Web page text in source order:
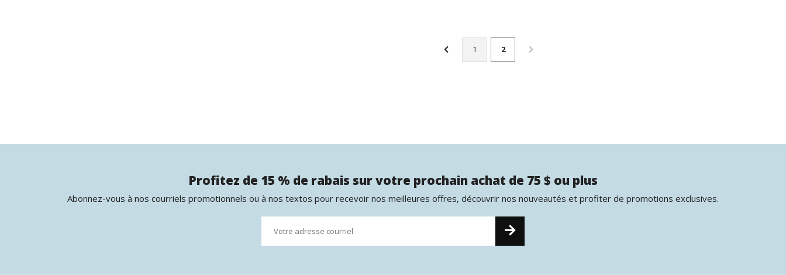
1 2
Profitez de 15 % de rabais sur votre prochain achat de 75 $ ou plus
Abonnez-vous à nos courriels promotionnels ou à nos textos pour recevoir nos meilleures offres, découvrir nos nouveautés et profiter de promotions exclusives.